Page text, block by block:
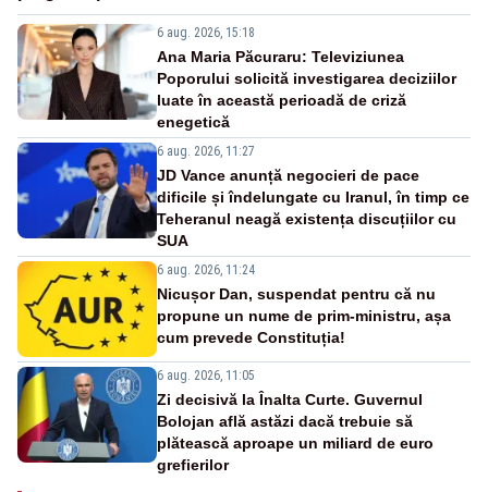
6 aug. 2026, 15:18
Ana Maria Păcuraru: Televiziunea
Poporului solicită investigarea deciziilor
luate în această perioadă de criză
enegetică
6 aug. 2026, 11:27
JD Vance anunță negocieri de pace
dificile și îndelungate cu Iranul, în timp ce
Teheranul neagă existența discuțiilor cu
SUA
6 aug. 2026, 11:24
Nicușor Dan, suspendat pentru că nu
propune un nume de prim-ministru, așa
cum prevede Constituția!
6 aug. 2026, 11:05
Zi decisivă la Înalta Curte. Guvernul
Bolojan află astăzi dacă trebuie să
plătească aproape un miliard de euro
grefierilor